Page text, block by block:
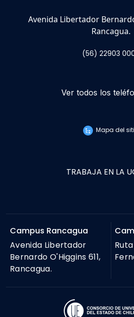
Avenida Libertador
Rancagua.
(56) 22903
Ver todos los
Mapa del
TRABAJA EN LA
Campus Rancagua
Avenida Libertador
Bernardo O'Higgins 611,
Rancagua.